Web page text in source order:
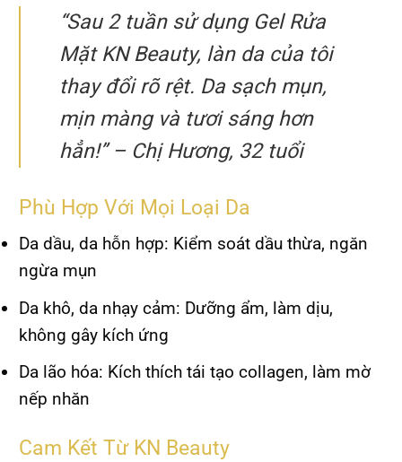
“Sau 2 tuần sử dụng Gel Rửa
Mặt KN Beauty, làn da của tôi
thay đổi rõ rệt. Da sạch mụn,
mịn màng và tươi sáng hơn
hẳn!”– Chị Hương, 32 tuổi
Phù Hợp Với Mọi Loại Da
Da dầu, da hỗn hợp: Kiểm soát dầu thừa, ngăn
ngừa mụn
Da khô, da nhạy cảm: Dưỡng ẩm, làm dịu,
không gây kích ứng
Da lão hóa: Kích thích tái tạo collagen, làm mờ
nếp nhăn
Cam Kết Từ KN Beauty